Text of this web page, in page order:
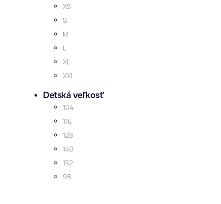
XS
S
M
L
XL
XXL
Detská veľkosť
104
116
128
140
152
98